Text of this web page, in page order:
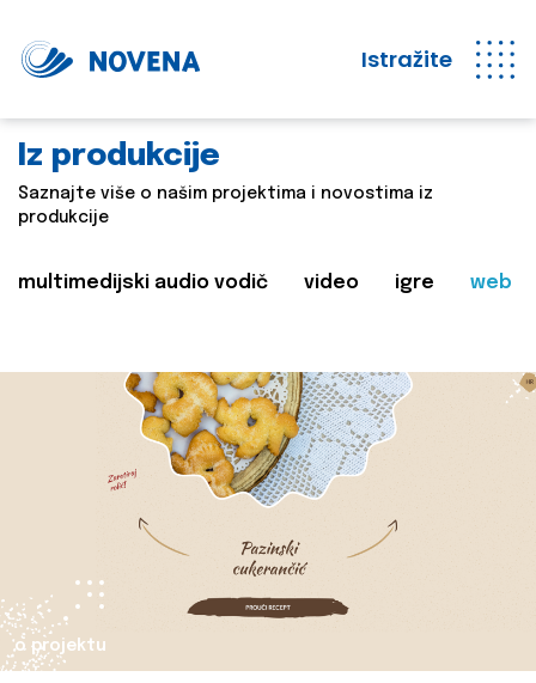
Istražite
Iz produkcije
Saznajte više o našim projektima i novostima iz
produkcije
multimedijski audio vodič video igre web
o projektu